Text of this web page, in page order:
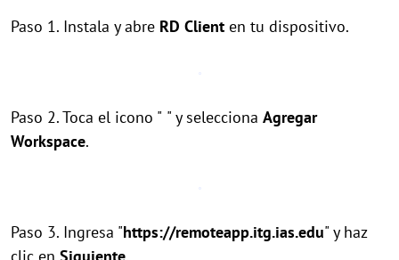
Paso 1. Instala y abre RD Client en tu dispositivo.
Paso 2. Toca el icono " " y selecciona Agregar
Workspace.
Paso 3. Ingresa "https://remoteapp.itg.ias.edu" y haz